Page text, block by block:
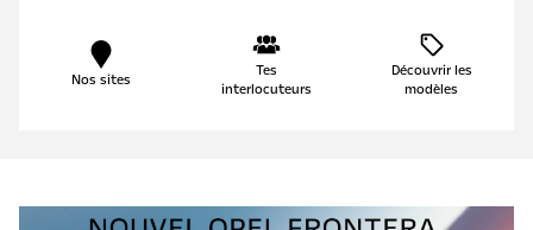
Nos sites
Tes
interlocuteurs
Découvrir les
modèles